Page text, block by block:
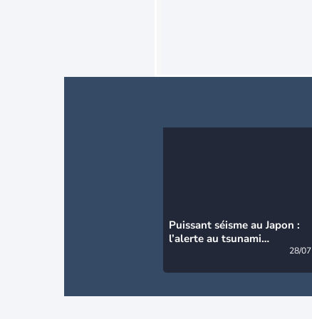
Puissant séisme au Japon :
l’alerte au tsunami
28/07